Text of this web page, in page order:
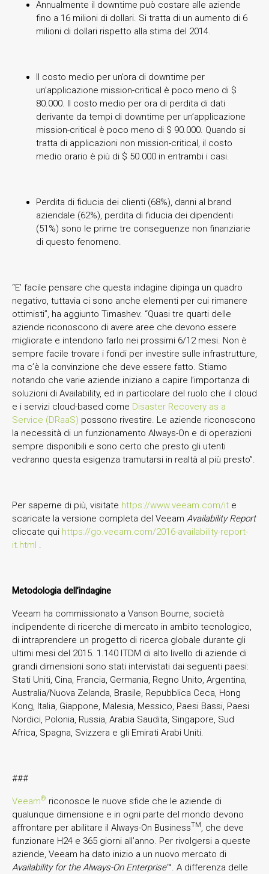
Annualmente il downtime può costare alle aziende
fino a 16 milioni di dollari. Si tratta di un aumento di 6
milioni di dollari rispetto alla stima del 2014.
Il costo medio per un’ora di downtime per
un’applicazione mission-critical è poco meno di $
80.000. Il costo medio per ora di perdita di dati
derivante da tempi di downtime per un’applicazione
mission-critical è poco meno di $ 90.000. Quando si
tratta di applicazioni non mission-critical, il costo
medio orario è più di $ 50.000 in entrambi i casi.
Perdita di fiducia dei clienti (68%), danni al brand
aziendale (62%), perdita di fiducia dei dipendenti
(51%) sono le prime tre conseguenze non finanziarie
di questo fenomeno.
“E’ facile pensare che questa indagine dipinga un quadro
negativo, tuttavia ci sono anche elementi per cui rimanere
ottimisti”, ha aggiunto Timashev. “Quasi tre quarti delle
aziende riconoscono di avere aree che devono essere
migliorate e intendono farlo nei prossimi 6/12 mesi. Non è
sempre facile trovare i fondi per investire sulle infrastrutture,
ma c’è la convinzione che deve essere fatto. Stiamo
notando che varie aziende iniziano a capire l’importanza di
soluzioni di Availability, ed in particolare del ruolo che il cloud
e i servizi cloud-based come Disaster Recovery as a
Service (DRaaS) possono rivestire. Le aziende riconoscono
la necessità di un funzionamento Always-On e di operazioni
sempre disponibili e sono certo che presto gli utenti
vedranno questa esigenza tramutarsi in realtà al più presto”.
Per saperne di più, visitate https://www.veeam.com/it e
scaricate la versione completa del Veeam Availability Report
cliccate qui https://go.veeam.com/2016-availability-report-
it.html .
Metodologia dell’indagine
Veeam ha commissionato a Vanson Bourne, società
indipendente di ricerche di mercato in ambito tecnologico,
di intraprendere un progetto di ricerca globale durante gli
ultimi mesi del 2015. 1.140 ITDM di alto livello di aziende di
grandi dimensioni sono stati intervistati dai seguenti paesi:
Stati Uniti, Cina, Francia, Germania, Regno Unito, Argentina,
Australia/Nuova Zelanda, Brasile, Repubblica Ceca, Hong
Kong, Italia, Giappone, Malesia, Messico, Paesi Bassi, Paesi
Nordici, Polonia, Russia, Arabia Saudita, Singapore, Sud
Africa, Spagna, Svizzera e gli Emirati Arabi Uniti.
###
Veeam® riconosce le nuove sfide che le aziende di
qualunque dimensione e in ogni parte del mondo devono
affrontare per abilitare il Always-On BusinessTM, che deve
funzionare H24 e 365 giorni all’anno. Per rivolgersi a queste
aziende, Veeam ha dato inizio a un nuovo mercato di
Availability for the Always-On Enterprise™. A differenza delle